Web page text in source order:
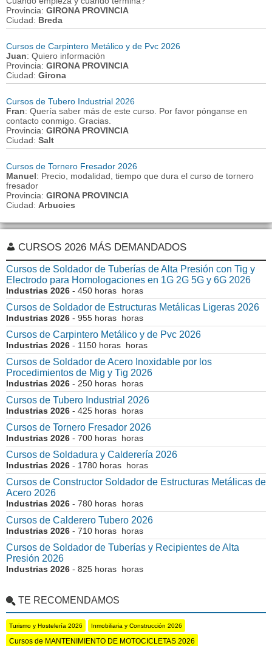
Provincia: GIRONA PROVINCIA
Ciudad: Breda
Cursos de Carpintero Metálico y de Pvc 2026
Juan: Quiero información
Provincia: GIRONA PROVINCIA
Ciudad: Girona
Cursos de Tubero Industrial 2026
Fran: Quería saber más de este curso. Por favor pónganse en
contacto conmigo. Gracias.
Provincia: GIRONA PROVINCIA
Ciudad: Salt
Cursos de Tornero Fresador 2026
Manuel: Precio, modalidad, tiempo que dura el curso de tornero
fresador
Provincia: GIRONA PROVINCIA
Ciudad: Arbucies
CURSOS 2026 MÁS DEMANDADOS
Cursos de Soldador de Tuberías de Alta Presión con Tig y
Electrodo para Homologaciones en 1G 2G 5G y 6G 2026
Industrias 2026 - 450 horas horas
Cursos de Soldador de Estructuras Metálicas Ligeras 2026
Industrias 2026 - 955 horas horas
Cursos de Carpintero Metálico y de Pvc 2026
Industrias 2026 - 1150 horas horas
Cursos de Soldador de Acero Inoxidable por los
Procedimientos de Mig y Tig 2026
Industrias 2026 - 250 horas horas
Cursos de Tubero Industrial 2026
Industrias 2026 - 425 horas horas
Cursos de Tornero Fresador 2026
Industrias 2026 - 700 horas horas
Cursos de Soldadura y Calderería 2026
Industrias 2026 - 1780 horas horas
Cursos de Constructor Soldador de Estructuras Metálicas de
Acero 2026
Industrias 2026 - 780 horas horas
Cursos de Calderero Tubero 2026
Industrias 2026 - 710 horas horas
Cursos de Soldador de Tuberías y Recipientes de Alta
Presión 2026
Industrias 2026 - 825 horas horas
TE RECOMENDAMOS
Turismo y Hostelería 2026 Inmobiliaria y Construcción 2026
Cursos de MANTENIMIENTO DE MOTOCICLETAS 2026